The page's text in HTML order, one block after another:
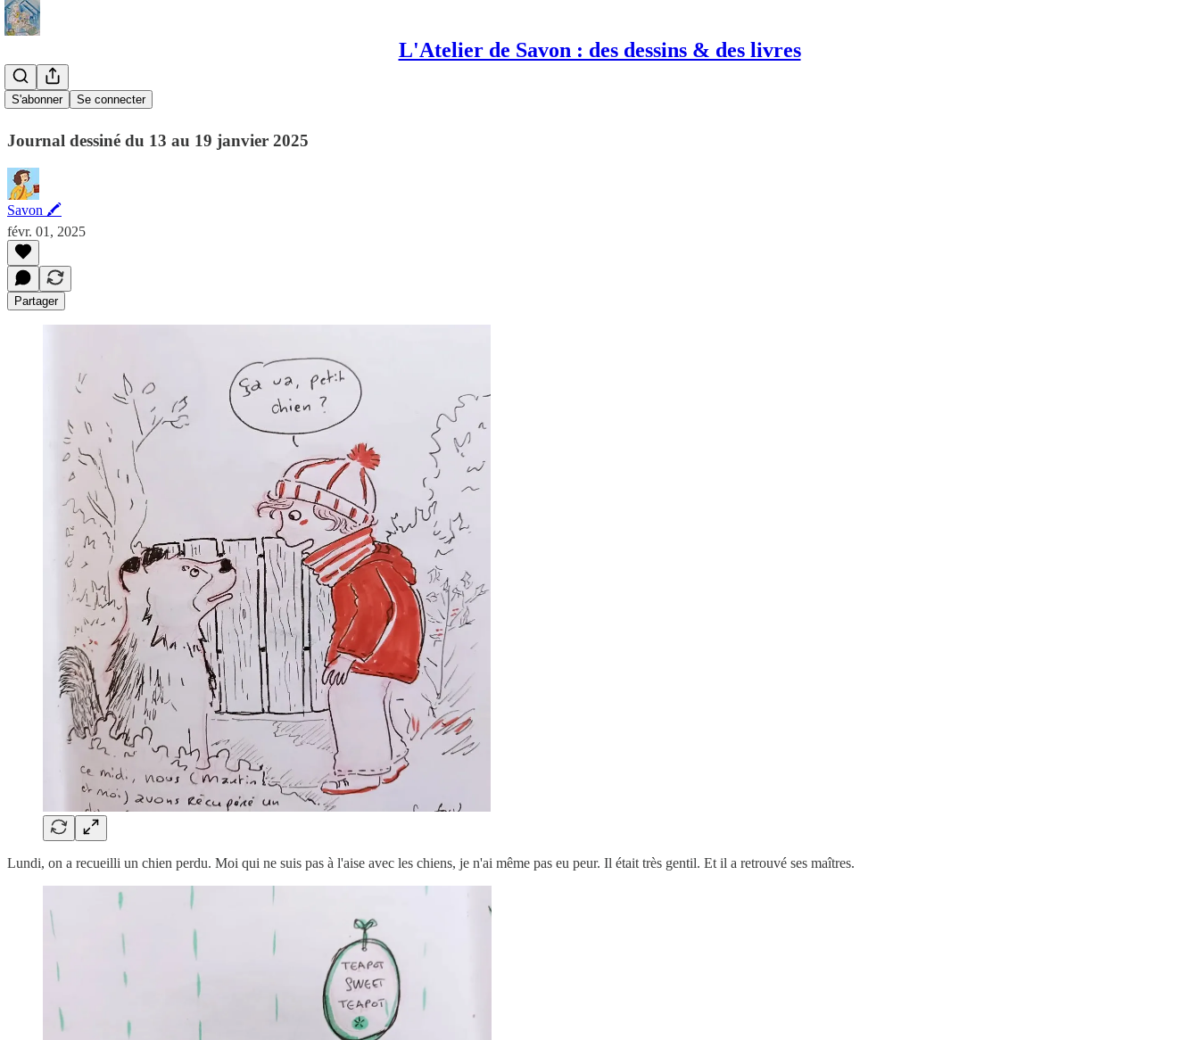
L'Atelier de Savon : des dessins & des livres
S'abonner Se connecter
Semaine 3
Journal dessiné du 13 au 19 janvier 2025
Savon 🖍
févr. 01, 2025
Partager
Lundi, on a recueilli un chien perdu. Moi qui ne suis pas à l'aise avec les chiens, je n'ai même pas eu peur. Il était très gentil. Et il a retrouvé ses maîtres.